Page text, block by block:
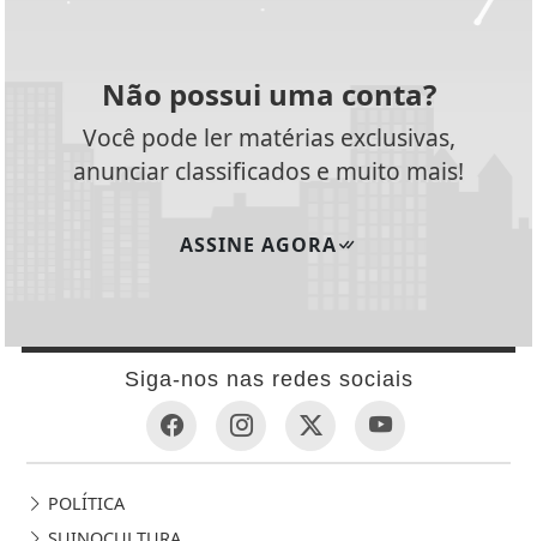
Não possui uma conta?
Você pode ler matérias exclusivas,
anunciar classificados e muito mais!
ASSINE AGORA
Siga-nos nas redes sociais
POLÍTICA
SUINOCULTURA